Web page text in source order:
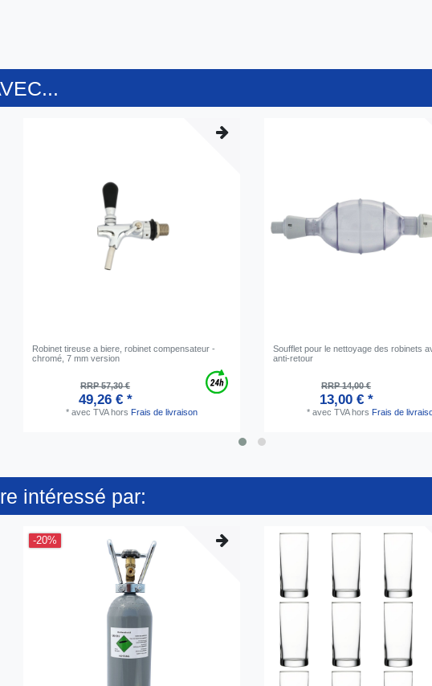
Robinet tireuse a biere, robinet compensateur -
chromé, 7 mm version
RRP 57,30 €
49,26 € *
* avec TVAhors Frais de livraison
Soufflet pour le nettoyage des robinets
anti-retour
RRP 14,00 €
13,00 € *
* avec TVAhors Frais de
intéressé par:
-20%